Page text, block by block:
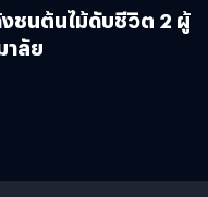
ชนต้นไม้ดับชีวิต 2 ผู้
าลัย